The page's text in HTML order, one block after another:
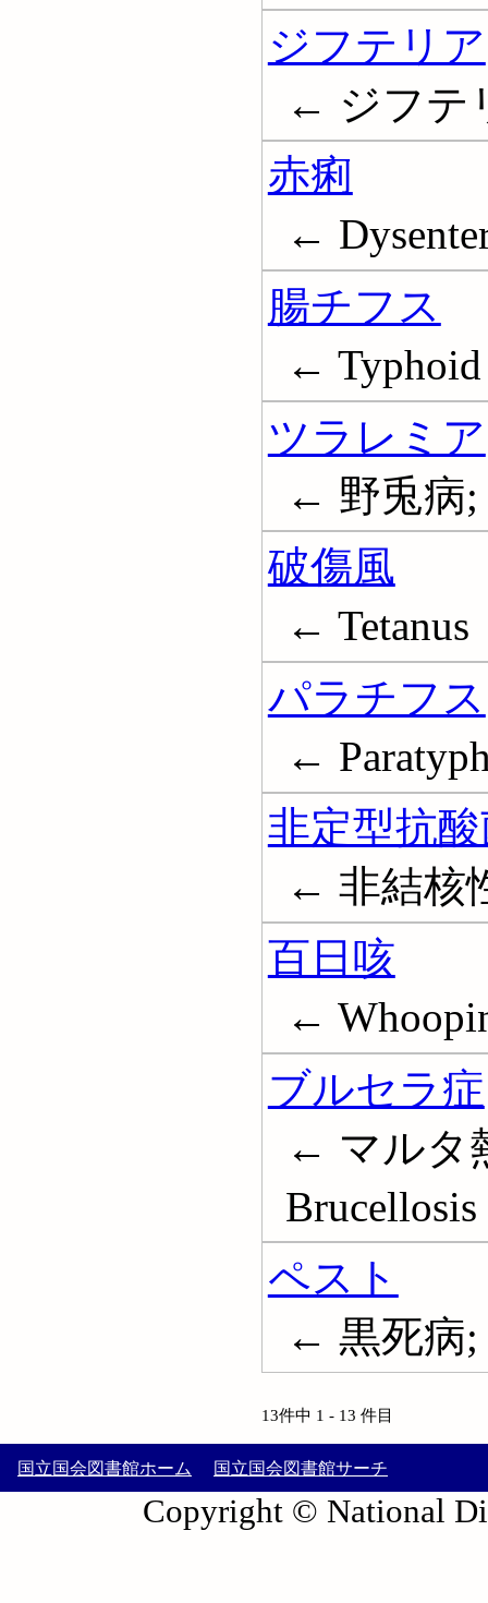
ジフテリア
← ジフテ
赤痢
←
腸チフス
← Typhoid
ツラレミア
← 野兎病;
破傷風
← Tetanus
パラチフス
←
非定型抗
← 非結核
百日咳
←
ブルセラ症
← マルタ
Brucellosis
ペスト
← 黒死病;
13件中 1 - 13 件目
国立国会図書館ホーム 国立国会図書館サーチ
Copyright © National